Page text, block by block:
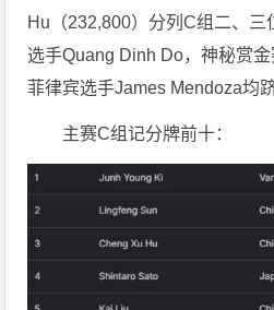
Hu（232,800）分列C组二、
选手Quang Dinh Do，神秘赏金
菲律宾选手James Mendoza均
主赛C组记分牌前十：